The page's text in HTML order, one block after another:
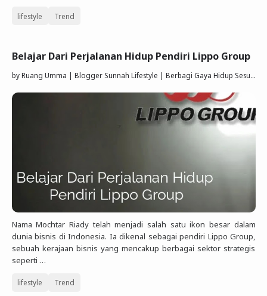
lifestyle Trend
Belajar Dari Perjalanan Hidup Pendiri Lippo Group
byRuang Umma | Blogger Sunnah Lifestyle | Berbagi Gaya Hidup Sesuai Quran Sunnah
Nama Mochtar Riady telah menjadi salah satu ikon besar dalam
dunia bisnis di Indonesia. Ia dikenal sebagai pendiri Lippo Group,
sebuah kerajaan bisnis yang mencakup berbagai sektor strategis
seperti …
lifestyle Trend